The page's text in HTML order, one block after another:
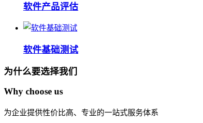
软件产品评估
软件基础测试
为什么要选择我们
Why choose us
为企业提供性价比高、专业的一站式服务体系